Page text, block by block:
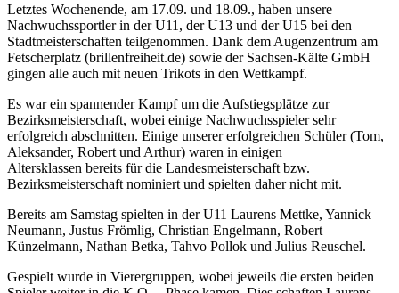
Letztes Wochenende, am 17.09. und 18.09., haben unsere
Nachwuchssportler in der U11, der U13 und der U15 bei den
Stadtmeisterschaften teilgenommen. Dank dem Augenzentrum am
Fetscherplatz (brillenfreiheit.de) sowie der Sachsen-Kälte GmbH
gingen alle auch mit neuen Trikots in den Wettkampf.
Es war ein spannender Kampf um die Aufstiegsplätze zur
Bezirksmeisterschaft, wobei einige Nachwuchsspieler sehr
erfolgreich abschnitten. Einige unserer erfolgreichen Schüler (Tom,
Aleksander, Robert und Arthur) waren in einigen
Altersklassen bereits für die Landesmeisterschaft bzw.
Bezirksmeisterschaft nominiert und spielten daher nicht mit.
Bereits am Samstag spielten in der U11 Laurens Mettke, Yannick
Neumann, Justus Frömlig, Christian Engelmann, Robert
Künzelmann, Nathan Betka, Tahvo Pollok und Julius Reuschel.
Gespielt wurde in Vierergruppen, wobei jeweils die ersten beiden